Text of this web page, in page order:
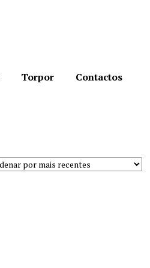
Torpor Contactos